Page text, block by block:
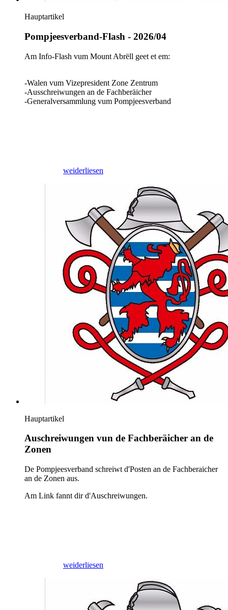
Hauptartikel
Pompjeesverband-Flash - 2026/04
Am Info-Flash vum Mount Abrëll geet et em:
-Walen vum Vizepresident Zone Zentrum
-Ausschreiwungen an de Fachberäicher
-Generalversammlung vum Pompjeesverband
weiderliesen
Hauptartikel
Auschreiwungen vun de Fachberäicher an de
Zonen
De Pompjeesverband schreiwt d'Posten an de Fachberaicher
an de Zonen aus.
Am Link fannt dir d'Auschreiwungen.
weiderliesen